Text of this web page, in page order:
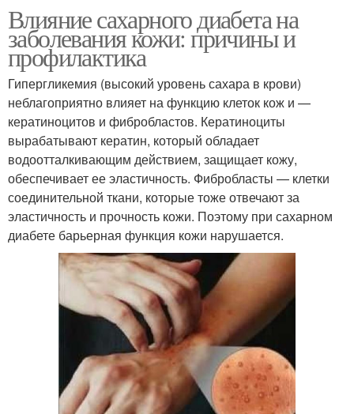
Влияние сахарного диабета на
заболевания кожи: причины и
профилактика
Гипергликемия (высокий уровень сахара в крови)
неблагоприятно влияет на функцию клеток кож и —
кератиноцитов и фибробластов. Кератиноциты
вырабатывают кератин, который обладает
водоотталкивающим действием, защищает кожу,
обеспечивает ее эластичность. Фибробласты — клетки
соединительной ткани, которые тоже отвечают за
эластичность и прочность кожи. Поэтому при сахарном
диабете барьерная функция кожи нарушается.